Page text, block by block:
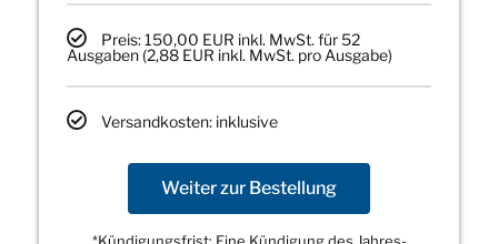
Preis: 150,00 EUR inkl. MwSt. für 52
Ausgaben (2,88 EUR inkl. MwSt. pro Ausgabe)
Versandkosten: inklusive
Weiter zur Bestellung